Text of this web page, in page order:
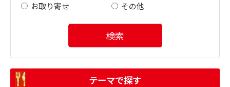
お取り寄せ
その他
検索
テーマで探す